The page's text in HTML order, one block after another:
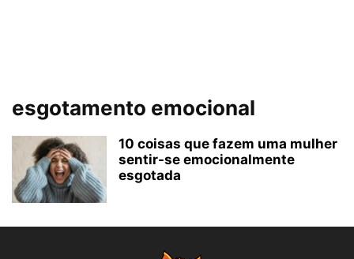
esgotamento emocional
10 coisas que fazem uma mulher
sentir-se emocionalmente
esgotada